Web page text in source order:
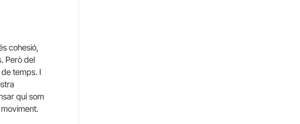
cohesió,
Però del
temps. I
qui som